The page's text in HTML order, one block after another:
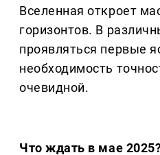
Вселенная откроет
горизонтов. В
проявляться первые
необходимость
очевидной.
Что ждать в мае